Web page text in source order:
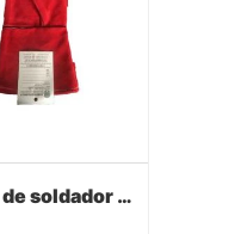
Luvas de trabalho de soldador de soldagem de couro